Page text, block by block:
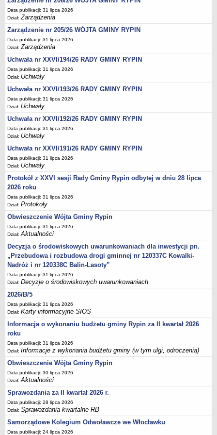
Sesje Rady Gminy Rypin
PRAWO LOKALNE
Statut
Strategia rozwoju
Uchwały
Projekty uchwał
Protokoły
Imienne wykazy głosowań radnych
Postać dokumentów
Akty Prawne, Dzienniki Ustaw, Monitory Polskie
Prawo miejscowe
Zarządzenia
Studium uwarunkowań i kierunków zagospodarowania
przestrzennego
Dane przestrzenne - MPZP
Stałe obwody głosowania, numery, granice oraz siedziby
obwodowych komisji wyborczych, opis granic okręgów wyborczych
Plan ogólny gminy Rypin
FINANSE GMINY
Budżet
Zmiany budżetu
Wieloletnia Prognoza Finansowa
Majątek gminy
Majątek jednostek organizacyjnych
Dług publiczny
Realizacja inwestycji
Sprawozdania z wykonania budżetu
Sprawozdania kwartalne RB
Sprawozdania finansowe
Informacje z wykonania budżetu gminy (w tym ulgi, odroczenia)
Interpretacje indywidualne
SPRAWY DO ZAŁATWIENIA
BUDOWA PRZYDOMOWYCH OCZYSZCZALNI ŚCIEKÓW -
Preferencyjny zakup węgla
Wykaz spraw
Data publikacji: 31 lipca 2026
Dział:Zarządzenia
Zarządzenie nr 205/26 WÓJTA GMINY RYPIN
Data publikacji: 31 lipca 2026
Dział:Zarządzenia
Uchwała nr XXVI/194/26 RADY GMINY RYPIN
Data publikacji: 31 lipca 2026
Dział: Uchwały
Uchwała nr XXVI/193/26 RADY GMINY RYPIN
Data publikacji: 31 lipca 2026
Dział: Uchwały
Uchwała nr XXVI/192/26 RADY GMINY RYPIN
Data publikacji: 31 lipca 2026
Dział: Uchwały
Uchwała nr XXVI/191/26 RADY GMINY RYPIN
Data publikacji: 31 lipca 2026
Dział: Uchwały
Protokół z XXVI sesji Rady Gminy Rypin odbytej w dniu 28 lipca
2026 roku
Data publikacji: 31 lipca 2026
Dział:Protokoły
Obwieszczenie Wójta Gminy Rypin
Data publikacji: 31 lipca 2026
Dział:Aktualności
Decyzja o środowiskowych uwarunkowaniach dla inwestycji pn.
„Przebudowa i rozbudowa drogi gminnej nr 120337C Kowalki-
Nadróż i nr 120338C Balin-Lasoty”
Data publikacji: 31 lipca 2026
Dział:Decyzje o środowiskowych uwarunkowaniach
2026/B/5
Data publikacji: 31 lipca 2026
Dział:Karty informacyjne SIOS
Informacja o wykonaniu budżetu gminy Rypin za II kwartał 2026
roku
Data publikacji: 31 lipca 2026
Dział:Informacje z wykonania budżetu gminy (w tym ulgi, odroczenia)
Obwieszczenie Wójta Gminy Rypin
Data publikacji: 30 lipca 2026
Dział:Aktualności
Sprawozdania za II kwartał 2026 r.
Data publikacji: 28 lipca 2026
Dział:Sprawozdania kwartalne RB
Samorządowe Kolegium Odwoławcze we Włocławku
Data publikacji: 24 lipca 2026